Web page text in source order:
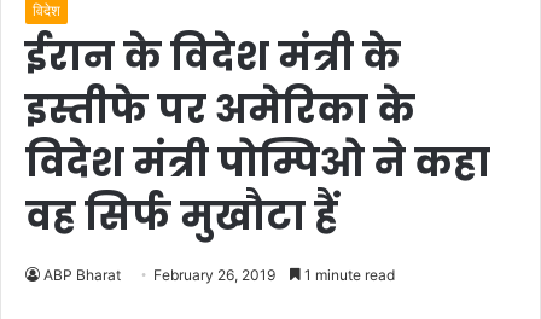
विदेश
ईरान के विदेश मंत्री के
इस्तीफे पर अमेरिका के
विदेश मंत्री पोम्पिओ ने कहा
वह सिर्फ मुखौटा हैं
ABP Bharat February 26, 2019 1 minute read